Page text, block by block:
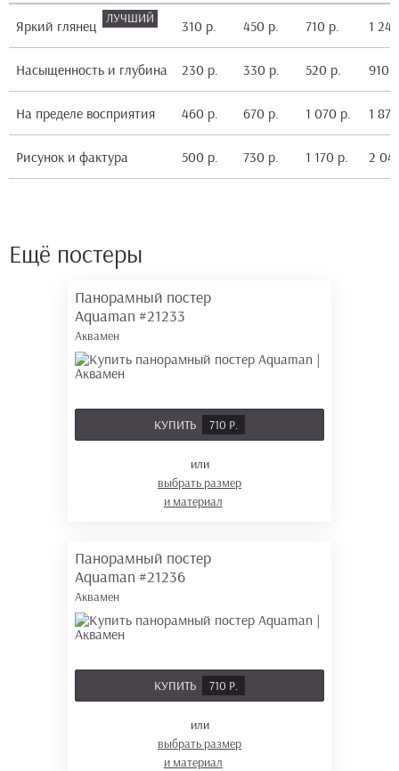
Яркий глянец 310 р. 450 р. 710 р. 1
Насыщенность и глубина 230 р. 330 р. 520 р. 910
На пределе восприятия 460 р. 670 р. 1 070 р. 1
Рисунок и фактура 500 р. 730 р. 1 170 р. 2
Ещё постеры
Панорамный постер
Aquaman #21233
Аквамен
КУПИТЬ 710 Р.
или
выбрать размер
и материал
Панорамный постер
Aquaman #21236
Аквамен
КУПИТЬ 710 Р.
или
выбрать размер
и материал